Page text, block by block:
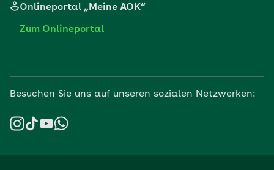
Onlineportal „Meine AOK“
Zum Onlineportal
Besuchen Sie uns auf unseren sozialen Netzwerken: